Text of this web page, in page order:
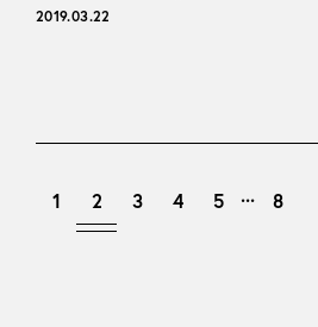
2019.03.22
1 2 3 4 5 ... 8